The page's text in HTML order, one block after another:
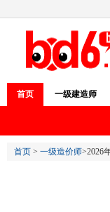
首页 一级建造师
首页 > 一级造价师>2026